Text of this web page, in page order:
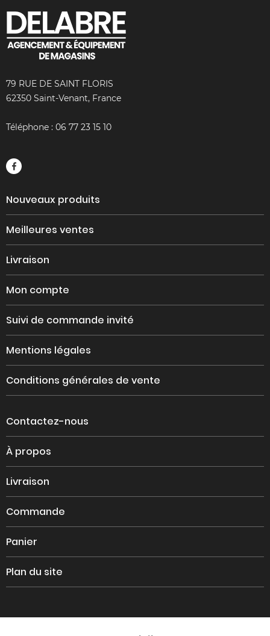
79 RUE DE SAINT FLORIS
62350 Saint-Venant, France
Téléphone : 06 77 23 15 10
Nouveaux produits
Meilleures ventes
Livraison
Mon compte
Suivi de commande invité
Mentions légales
Conditions générales de vente
Contactez-nous
À propos
Livraison
Commande
Panier
Plan du site